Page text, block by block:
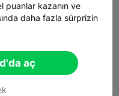
puanlar kazanın ve
daha fazla sürprizin
aç